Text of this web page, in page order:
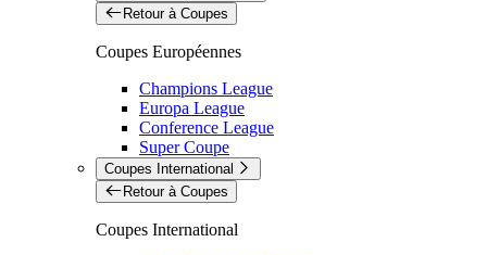
Retour à Coupes
Coupes Européennes
Champions League
Europa League
Conference League
Super Coupe
Coupes International
Retour à Coupes
Coupes International